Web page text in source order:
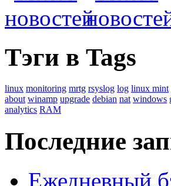
Тэги в Tags
linux monitoring mrtg rsyslog log linux mint
about winamp upgrade debian nat windows
analytics RAM
Последние
Ежедневный